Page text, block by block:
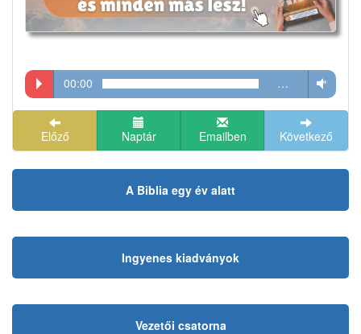
00:00 …
Előző Naptár Emailben Következő
A Biblia egy év alatt
Ingyenes kiadványok
Vezetői csatorna